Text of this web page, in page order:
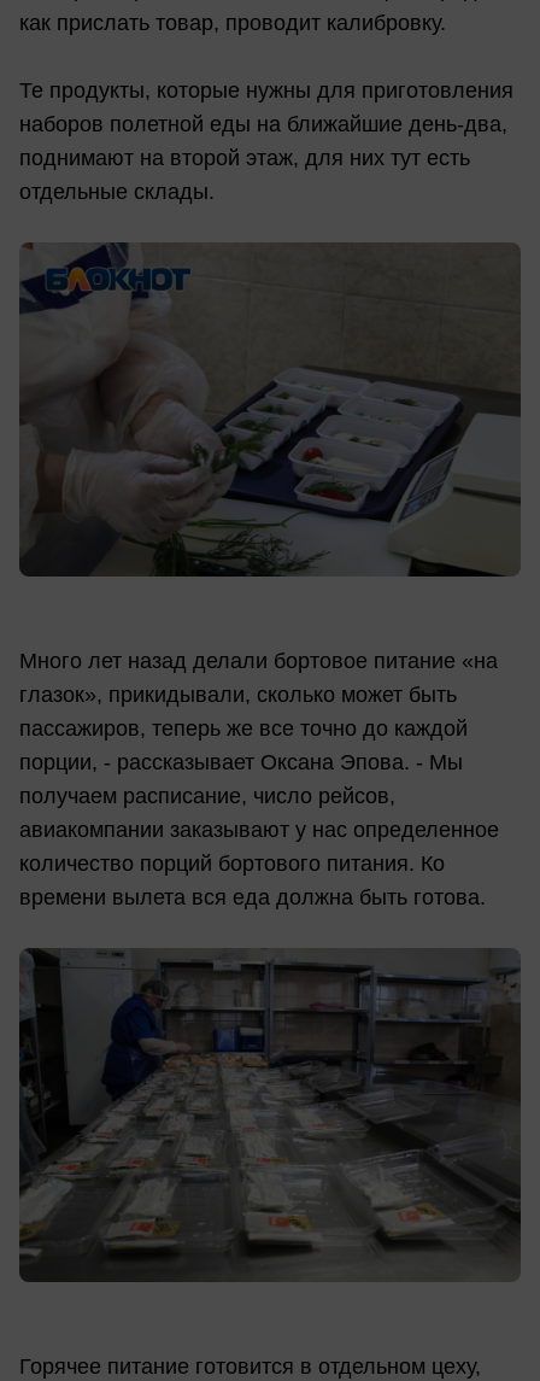
как прислать товар, проводит калибровку.
Те продукты, которые нужны для приготовления
наборов полетной еды на ближайшие день-два,
поднимают на второй этаж, для них тут есть
отдельные склады.
Много лет назад делали бортовое питание «на
глазок», прикидывали, сколько может быть
пассажиров, теперь же все точно до каждой
порции, - рассказывает Оксана Эпова. - Мы
получаем расписание, число рейсов,
авиакомпании заказывают у нас определенное
количество порций бортового питания. Ко
времени вылета вся еда должна быть готова.
Горячее питание готовится в отдельном цеху,